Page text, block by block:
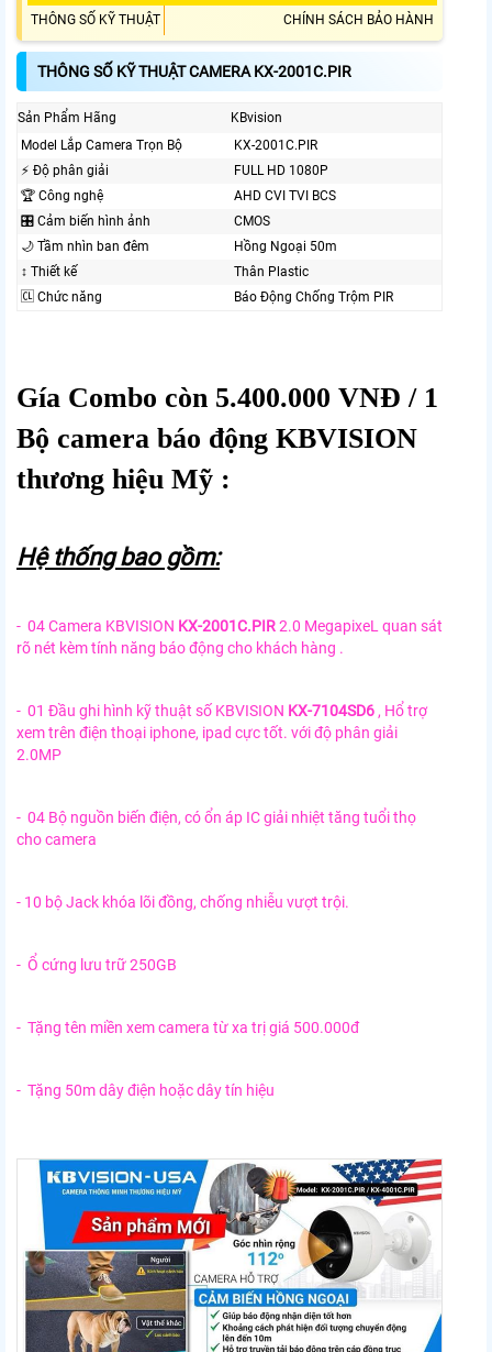
THÔNG SỐ KỸ THUẬT CHÍNH SÁCH BẢO HÀNH
THÔNG SỐ KỸ THUẬT CAMERA KX-2001C.PIR
Sản Phẩm Hãng
KBvision
Model Lắp Camera Trọn Bộ
KX-2001C.PIR
️⚡ Độ phân giải
FULL HD 1080P
🏆 Công nghệ
AHD CVI TVI BCS
🎛 Cảm biến hình ảnh
CMOS
🌙 Tầm nhìn ban đêm
Hồng Ngoại 50m
↕️ Thiết kế
Thân Plastic
🆑 Chức năng
Báo Động Chống Trộm PIR
Gía Combo còn 5.400.000 VNĐ / 1
Bộ camera báo động KBVISION
thương hiệu Mỹ :
Hệ thống bao gồm:
- 04 Camera KBVISION KX-2001C.PIR2.0 MegapixeL quan sát
rõ nét kèm tính năng báo động cho khách hàng .
- 01 Đầu ghi hình kỹ thuật số KBVISION KX-7104SD6 , Hổ trợ
xem trên điện thoại iphone, ipad cực tốt. với độ phân giải
2.0MP
- 04 Bộ nguồn biến điện, có ổn áp IC giải nhiệt tăng tuổi thọ
cho camera
- 10 bộ Jack khóa lõi đồng, chống nhiễu vượt trội.
- Ổ cứng lưu trữ 250GB
- Tặng tên miền xem camera từ xa trị giá 500.000đ
- Tặng 50m dây điện hoặc dây tín hiệu